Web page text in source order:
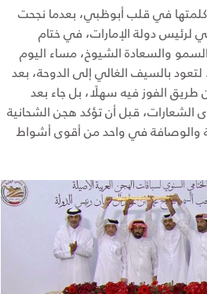
في قلب أبوظبي، بعدما نجحت
دولة الإمارات، في ختام
والسعادة الشيوخ، مساء اليوم
21 مايو 2026، لتعود بالسيف الغالي إلى الدوحة، بعد
الفوز فيه سهلًا، بل جاء بعد
قبل أن تؤكد هجن الشحانية
والوصافة في واحد من أقوى أشواط